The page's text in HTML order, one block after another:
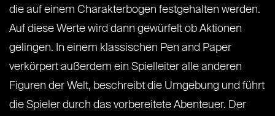
die auf einem Charakterbogen festgehalten werden.
Auf diese Werte wird dann gewürfelt ob Aktionen
gelingen. In einem klassischen Pen and Paper
verkörpert außerdem ein Spielleiter alle anderen
Figuren der Welt, beschreibt die Umgebung und führt
die Spieler durch das vorbereitete Abenteuer. Der